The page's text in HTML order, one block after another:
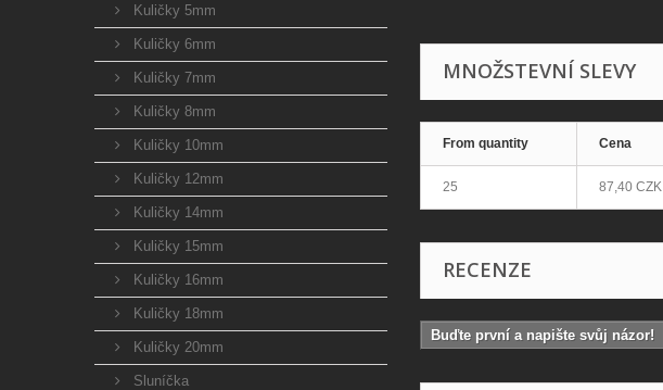
Kuličky 5mm
Kuličky 6mm
Kuličky 7mm
Kuličky 8mm
Kuličky 10mm
Kuličky 12mm
Kuličky 14mm
Kuličky 15mm
Kuličky 16mm
Kuličky 18mm
Kuličky 20mm
Sluníčka
MNOŽSTEVNÍ SLEVY
From quantity Cena
25 87,40 CZK
RECENZE
Buďte první a napište svůj názor!